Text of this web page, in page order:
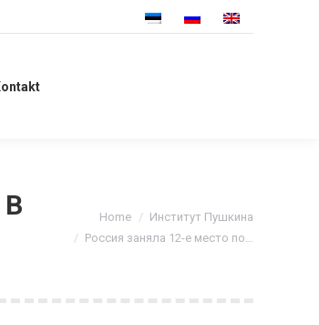
You are here:Home
Институт Пушкина
Россия заняла 12-е место по…